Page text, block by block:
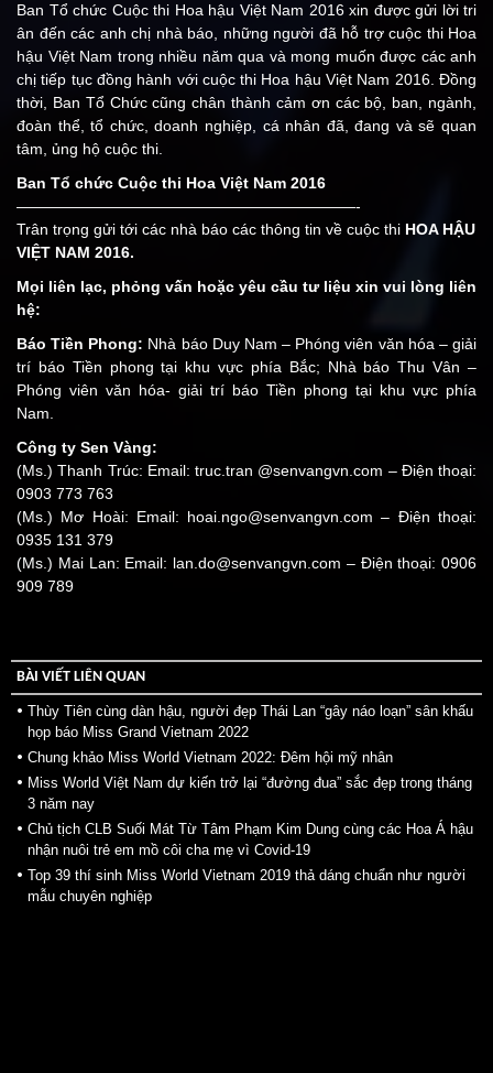
Ban Tổ chức Cuộc thi Hoa hậu Việt Nam 2016 xin được gửi lời tri
ân đến các anh chị nhà báo, những người đã hỗ trợ cuộc thi Hoa
hậu Việt Nam trong nhiều năm qua và mong muốn được các anh
chị tiếp tục đồng hành với cuộc thi Hoa hậu Việt Nam 2016. Đồng
thời, Ban Tổ Chức cũng chân thành cảm ơn các bộ, ban, ngành,
đoàn thể, tổ chức, doanh nghiệp, cá nhân đã, đang và sẽ quan
tâm, ủng hộ cuộc thi.
Ban Tổ chức Cuộc thi Hoa Việt Nam 2016
——————————————————————-
Trân trọng gửi tới các nhà báo các thông tin về cuộc thi HOA HẬU
VIỆT NAM 2016.
Mọi liên lạc, phỏng vấn hoặc yêu cầu tư liệu xin vui lòng liên
hệ:
Báo Tiền Phong: Nhà báo Duy Nam – Phóng viên văn hóa – giải
trí báo Tiền phong tại khu vực phía Bắc; Nhà báo Thu Vân –
Phóng viên văn hóa- giải trí báo Tiền phong tại khu vực phía
Nam.
Công ty Sen Vàng:
(Ms.) Thanh Trúc: Email: truc.tran @senvangvn.com – Điện thoại:
0903 773 763
(Ms.) Mơ Hoài: Email: hoai.ngo@senvangvn.com – Điện thoại:
0935 131 379
(Ms.) Mai Lan: Email: lan.do@senvangvn.com – Điện thoại: 0906
909 789
BÀI VIẾT LIÊN QUAN
Thùy Tiên cùng dàn hậu, người đẹp Thái Lan “gây náo loạn” sân khấu
họp báo Miss Grand Vietnam 2022
Chung khảo Miss World Vietnam 2022: Đêm hội mỹ nhân
Miss World Việt Nam dự kiến trở lại “đường đua” sắc đẹp trong tháng
3 năm nay
Chủ tịch CLB Suối Mát Từ Tâm Phạm Kim Dung cùng các Hoa Á hậu
nhận nuôi trẻ em mồ côi cha mẹ vì Covid-19
Top 39 thí sinh Miss World Vietnam 2019 thả dáng chuẩn như người
mẫu chuyên nghiệp